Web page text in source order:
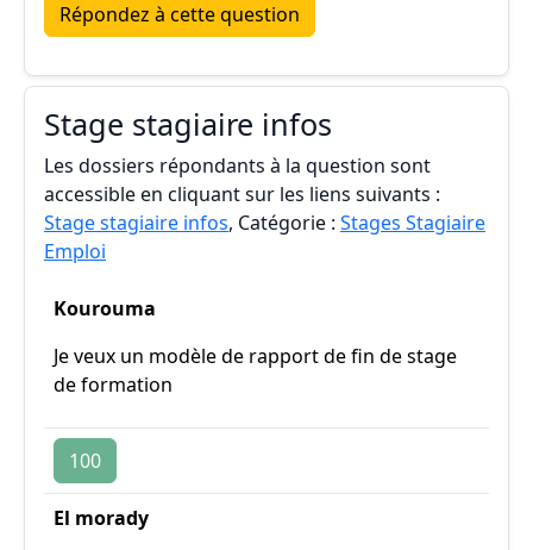
Répondez à cette question
Stage stagiaire infos
Les dossiers répondants à la question sont
accessible en cliquant sur les liens suivants :
Stage stagiaire infos, Catégorie : Stages Stagiaire
Emploi
Kourouma
Je veux un modèle de rapport de fin de stage
de formation
100
El morady